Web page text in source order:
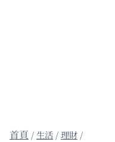
/生活 /理財 /